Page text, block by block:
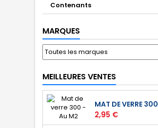
Contenants
MARQUES
MEILLEURES VENTES
MAT DE VERRE 300
Prix
2,95 €